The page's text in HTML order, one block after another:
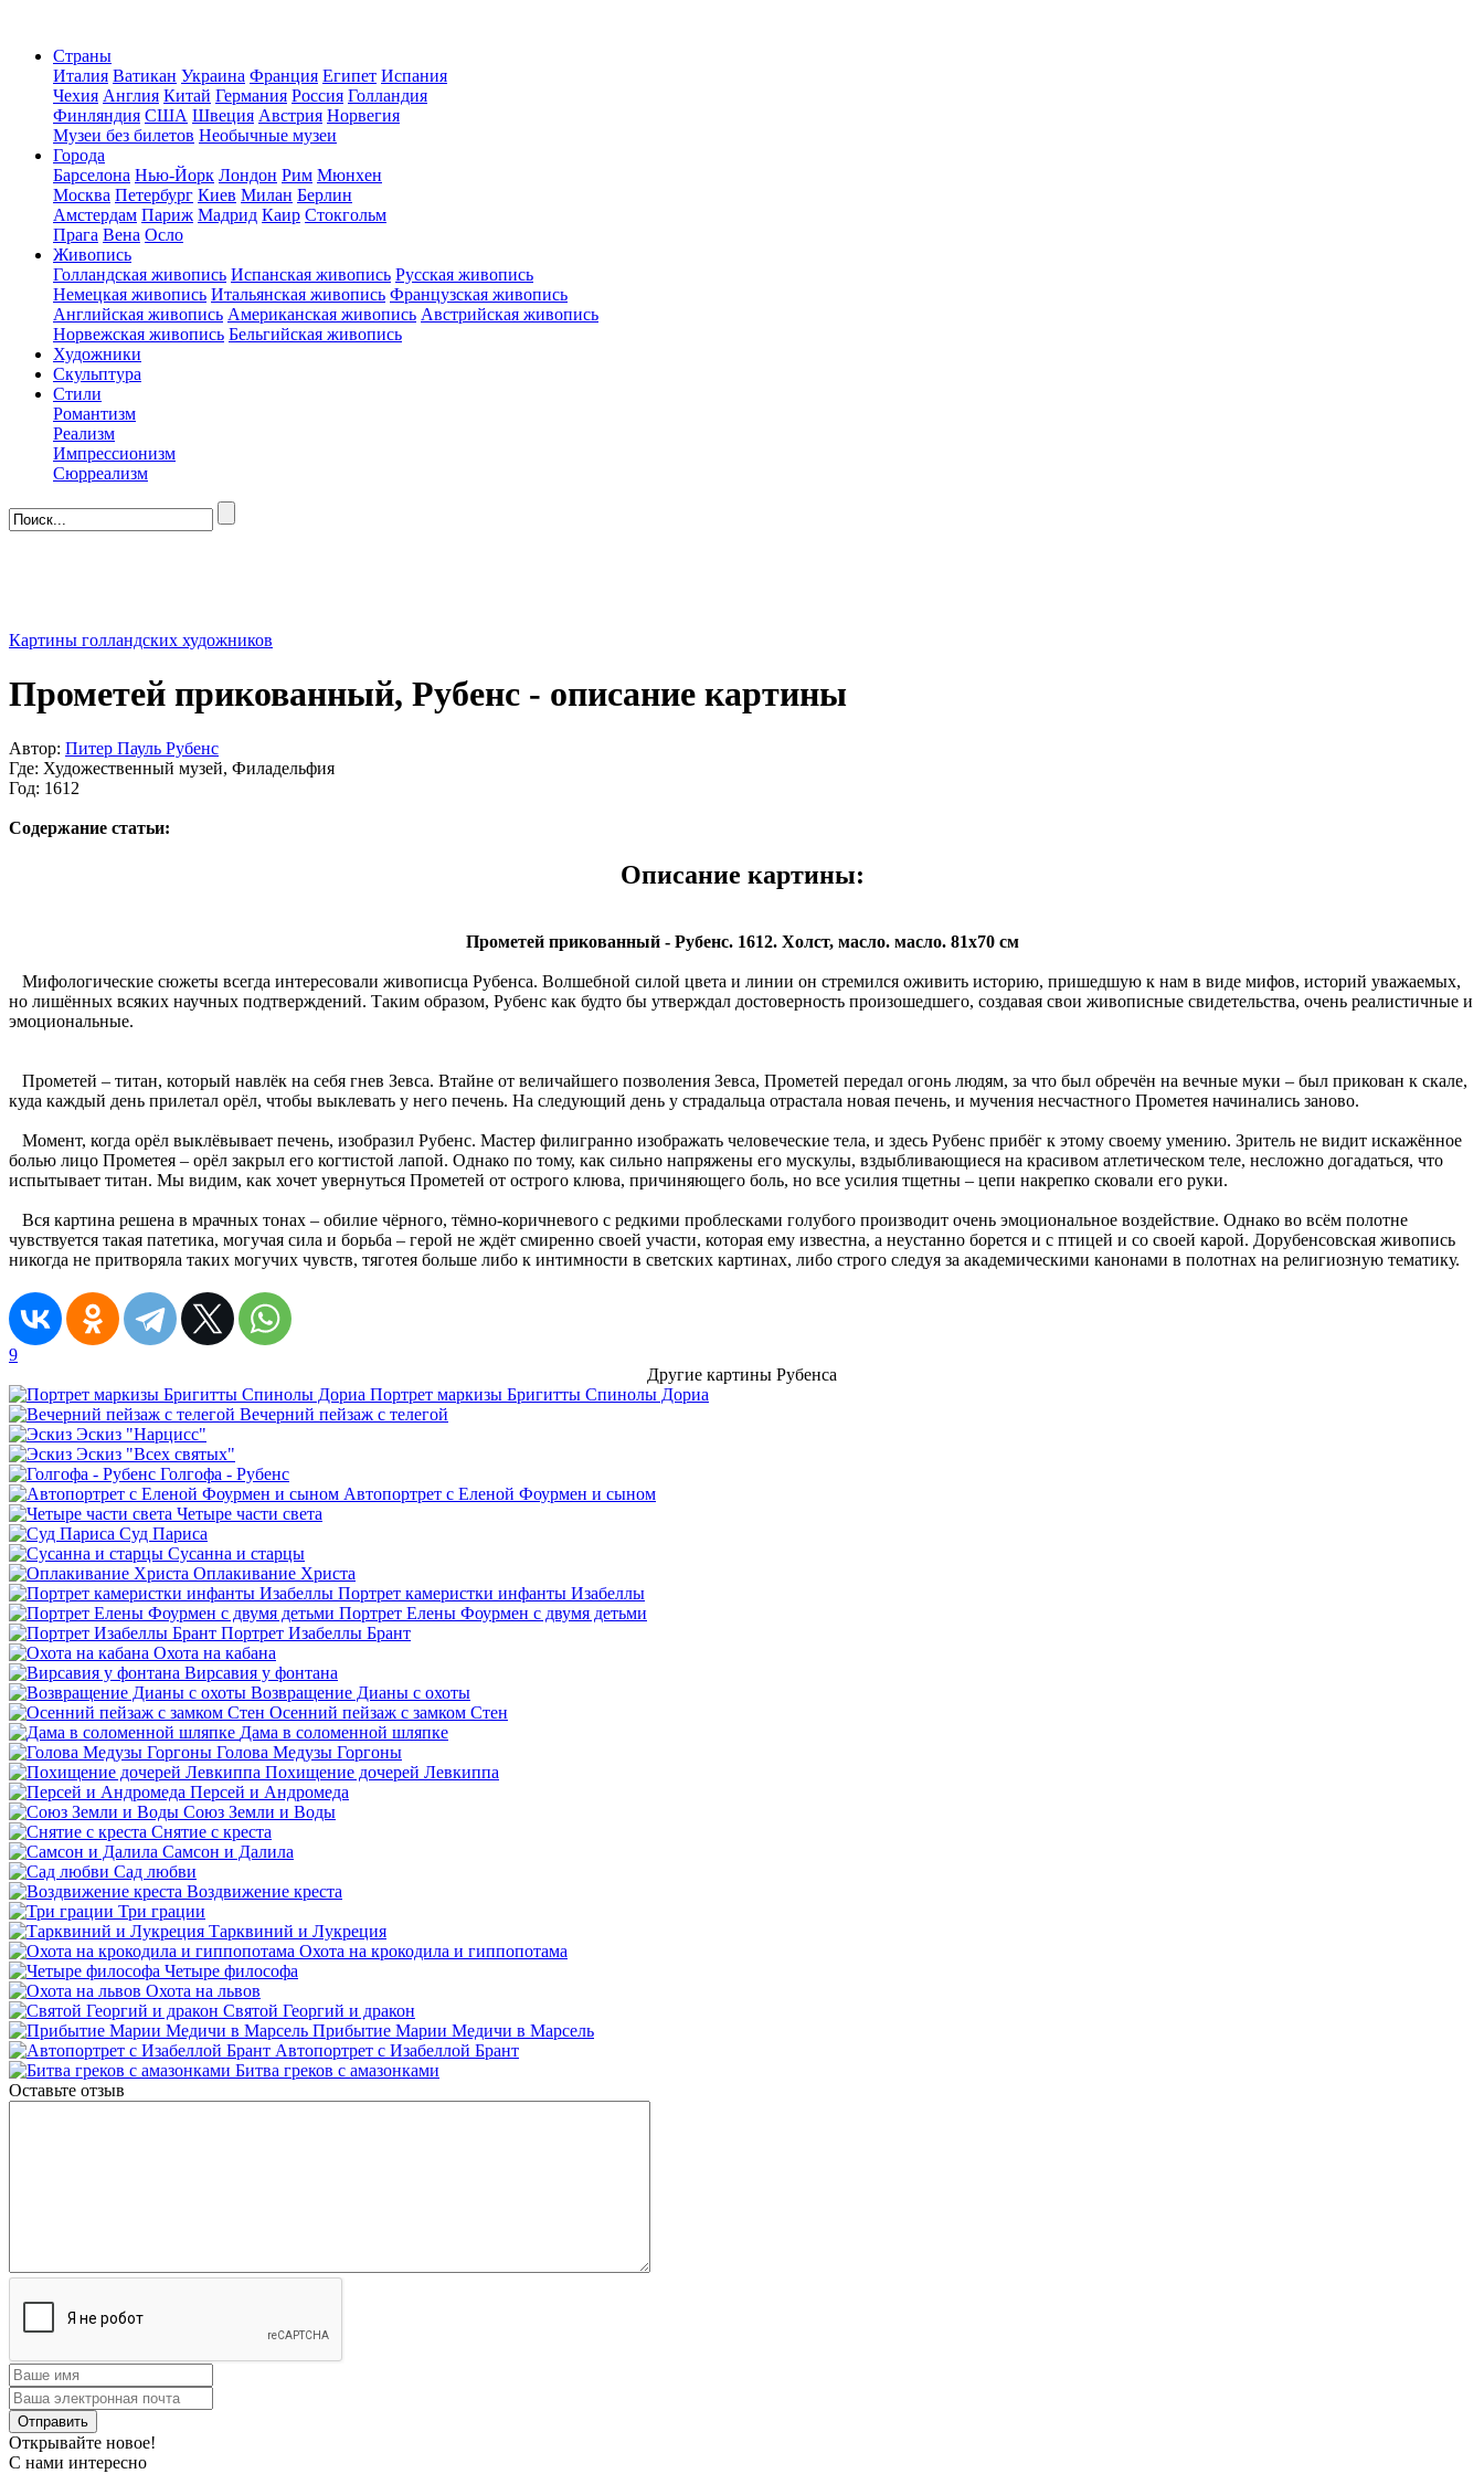
Страны
Италия Ватикан Украина Франция Египет Испания
Чехия Англия Китай Германия Россия Голландия
Финляндия США Швеция Австрия Норвегия
Музеи без билетов Необычные музеи
Города
Барселона Нью-Йорк Лондон Рим Мюнхен
Москва Петербург Киев Милан Берлин
Амстердам Париж Мадрид Каир Стокгольм
Прага Вена Осло
Живопись
Голландская живопись Испанская живопись Русская живопись
Немецкая живопись Итальянская живопись Французская живопись
Английская живопись Американская живопись Австрийская живопись
Норвежская живопись Бельгийская живопись
Художники
Скульптура
Стили
Романтизм
Реализм
Импрессионизм
Сюрреализм
Картины голландских художников
Прометей прикованный, Рубенс - описание картины
Автор: Питер Пауль Рубенс
Где: Художественный музей, Филадельфия
Год: 1612
Содержание статьи:
Описание картины:
Прометей прикованный - Рубенс. 1612. Холст, масло. масло. 81х70 см
Мифологические сюжеты всегда интересовали живописца Рубенса. Волшебной силой цвета и линии он стремился оживить историю, пришедшую к нам в виде мифов, историй уважаемых,
но лишённых всяких научных подтверждений. Таким образом, Рубенс как будто бы утверждал достоверность произошедшего, создавая свои живописные свидетельства, очень реалистичные и
эмоциональные.
Прометей – титан, который навлёк на себя гнев Зевса. Втайне от величайшего позволения Зевса, Прометей передал огонь людям, за что был обречён на вечные муки – был прикован к скале,
куда каждый день прилетал орёл, чтобы выклевать у него печень. На следующий день у страдальца отрастала новая печень, и мучения несчастного Прометея начинались заново.
Момент, когда орёл выклёвывает печень, изобразил Рубенс. Мастер филигранно изображать человеческие тела, и здесь Рубенс прибёг к этому своему умению. Зритель не видит искажённое
болью лицо Прометея – орёл закрыл его когтистой лапой. Однако по тому, как сильно напряжены его мускулы, вздыбливающиеся на красивом атлетическом теле, несложно догадаться, что
испытывает титан. Мы видим, как хочет увернуться Прометей от острого клюва, причиняющего боль, но все усилия тщетны – цепи накрепко сковали его руки.
Вся картина решена в мрачных тонах – обилие чёрного, тёмно-коричневого с редкими проблесками голубого производит очень эмоциональное воздействие. Однако во всём полотне
чувствуется такая патетика, могучая сила и борьба – герой не ждёт смиренно своей участи, которая ему известна, а неустанно борется и с птицей и со своей карой. Дорубенсовская живопись
никогда не притворяла таких могучих чувств, тяготея больше либо к интимности в светских картинах, либо строго следуя за академическими канонами в полотнах на религиозную тематику.
9
Другие картины Рубенса
Портрет маркизы Бригитты Спинолы Дориа
Вечерний пейзаж с телегой
Эскиз "Нарцисс"
Эскиз "Всех святых"
Голгофа - Рубенс
Автопортрет с Еленой Фоурмен и сыном
Четыре части света
Суд Париса
Сусанна и старцы
Оплакивание Христа
Портрет камеристки инфанты Изабеллы
Портрет Елены Фоурмен с двумя детьми
Портрет Изабеллы Брант
Охота на кабана
Вирсавия у фонтана
Возвращение Дианы с охоты
Осенний пейзаж с замком Стен
Дама в соломенной шляпке
Голова Медузы Горгоны
Похищение дочерей Левкиппа
Персей и Андромеда
Союз Земли и Воды
Снятие с креста
Самсон и Далила
Сад любви
Воздвижение креста
Три грации
Тарквиний и Лукреция
Охота на крокодила и гиппопотама
Четыре философа
Охота на львов
Святой Георгий и дракон
Прибытие Марии Медичи в Марсель
Автопортрет с Изабеллой Брант
Битва греков с амазонками
Оставьте отзыв
Открывайте новое!
С нами интересно